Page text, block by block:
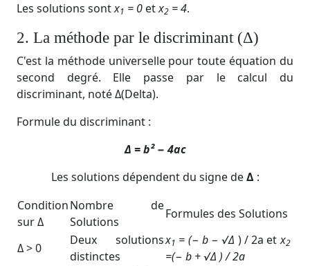
Les solutions sontx1 = 0 etx2 ​ = 4.
2. La méthode par le discriminant (Δ)
C'est la méthode universelle pour toute équation du
second degré. Elle passe par le calcul du
discriminant, noté Δ(Delta).
Formule du discriminant :
Δ = b² − 4ac
Les solutions dépendent du signe deΔ :
Condition
sur Δ
Nombre de
Solutions
Formules des Solutions
Δ > 0
Deux solutions
distinctes
x1 ​= (− b − √Δ ) / 2a etx2
=(− b + √Δ​​ ) / 2a